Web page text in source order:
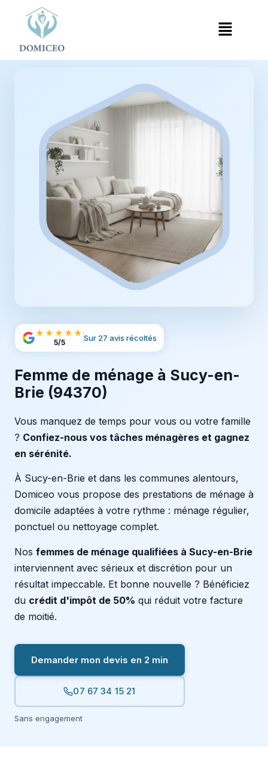
Accueil›Ménage à Domicile
★★★★★
5/5 Sur 27 avis récoltés
Femme de ménage à Sucy-en-
Brie (94370)
Vous manquez de temps pour vous ou votre famille
? Confiez-nous vos tâches ménagères et gagnez
en sérénité.
À Sucy-en-Brie et dans les communes alentours,
Domiceo vous propose des prestations de ménage à
domicile adaptées à votre rythme : ménage régulier,
ponctuel ou nettoyage complet.
Nos femmes de ménage qualifiées à Sucy-en-Brie
interviennent avec sérieux et discrétion pour un
résultat impeccable. Et bonne nouvelle ? Bénéficiez
du crédit d'impôt de 50% qui réduit votre facture
de moitié.
Demander mon devis en 2 min
07 67 34 15 21
Sans engagement
Panneau de gestion des cookies